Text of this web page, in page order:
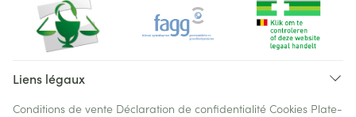
Liens légaux
Conditions de vente Déclaration de confidentialité Cookies Plate-